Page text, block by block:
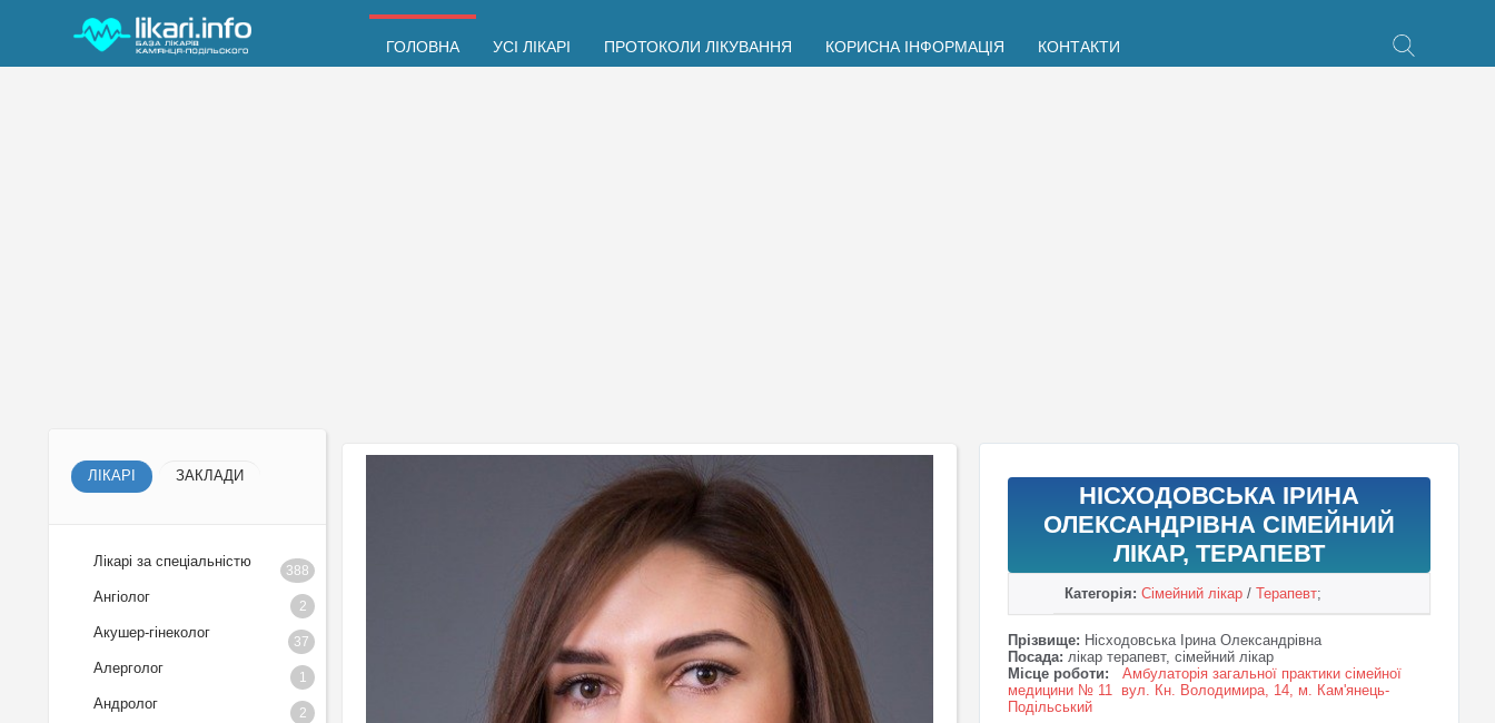
ГОЛОВНА УСІ ЛІКАРІ ПРОТОКОЛИ ЛІКУВАННЯ КОРИСНА ІНФОРМАЦІЯ КОНТАКТИ
ЛІКАРІ ЗАКЛАДИ
Лікарі за спеціальністю
388
Ангіолог
2
Акушер-гінеколог
37
Алерголог
1
Андролог
2
НІСХОДОВСЬКА ІРИНА
ОЛЕКСАНДРІВНА СІМЕЙНИЙ
ЛІКАР, ТЕРАПЕВТ
Категорія: Сімейний лікар/ Терапевт;
Прізвище: Нісходовська Ірина Олександрівна
Посада: лікар терапевт, сімейний лікар
Місце роботи:
Амбулаторія загальної практики сімейної
медицини № 11 вул. Кн. Володимира, 14, м. Кам'янець-
Подільський